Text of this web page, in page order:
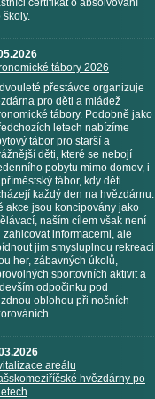
certifikát o absolvování
školy.
tábory 2026
přestávce organizuje
pro děti a mládež
tábory. Podobně jako
letech nabízíme
tábor pro starší a
děti, které se nebojí
pobytu mimo domov, i
příměstský tábor, kdy děti
každý den na hvězdárnu.
akce jsou koncipovány jako
naším cílem však není
zahlcovat informacemi, ale
jim smysluplnou rekreaci
her, zábavných úkolů,
sportovních aktivit a
odpočinku pod
oblohou při nočních
areálu
hvězdárny po